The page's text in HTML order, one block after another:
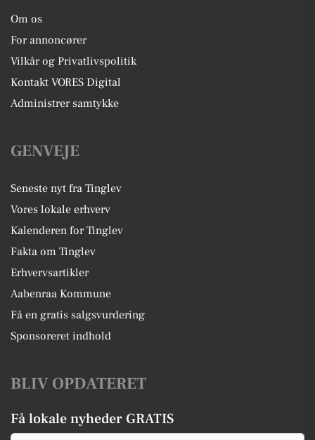
Om os
For annoncører
Vilkår og Privatlivspolitik
Kontakt VORES Digital
Administrer samtykke
GENVEJE
Seneste nyt fra Tinglev
Vores lokale erhverv
Kalenderen for Tinglev
Fakta om Tinglev
Erhvervsartikler
Aabenraa Kommune
Få en gratis salgsvurdering
Sponsoreret indhold
BLIV OPDATERET
Få lokale nyheder GRATIS